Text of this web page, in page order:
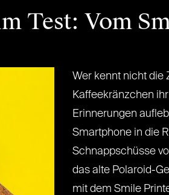
Test: Vom
Wer kennt nicht die
Kaffeekränzchen
Erinnerungen
Smartphone in die
Schnappschüsse
das alte Polaroid-
mit dem Smile